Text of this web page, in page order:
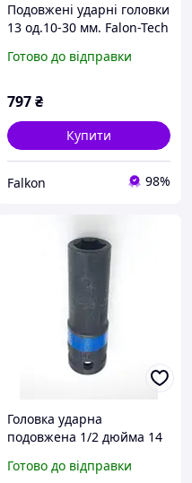
Подовжені ударні головки
13 од.10-30 мм. Falon-Tech
Готово до відправки
797₴
Купити
Falkon 98%
Головка ударна
подовжена 1/2 дюйма 14
місць гайки болти ремонт
Готово до відправки